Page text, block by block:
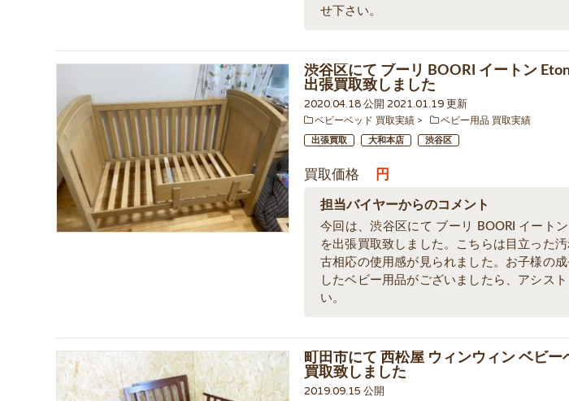
せ下さい。
渋谷区にて ブーリ BOORI イートン
出張買取致しました
2020.04.18 公開 2021.01.19 更新
ベビーベッド 買取実績 ベビー用品 買取実績
出張買取 大和本店 渋谷区
買取価格 円
担当バイヤーからのコメント
今回は、渋谷区にて ブーリ BOORI イート
を出張買取致しました。こちらは目立った
古相応の使用感が見られました。お子様の
したベビー用品がございましたら、アシス
い。
町田市にて 西松屋 ウィンウィン ベビ
買取致しました
2019.09.15 公開